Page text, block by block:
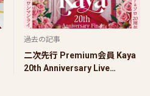
過去の記事
二次先行 Premium会員 Kaya
20th Anniversary Live